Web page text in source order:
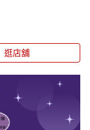
逛店舖